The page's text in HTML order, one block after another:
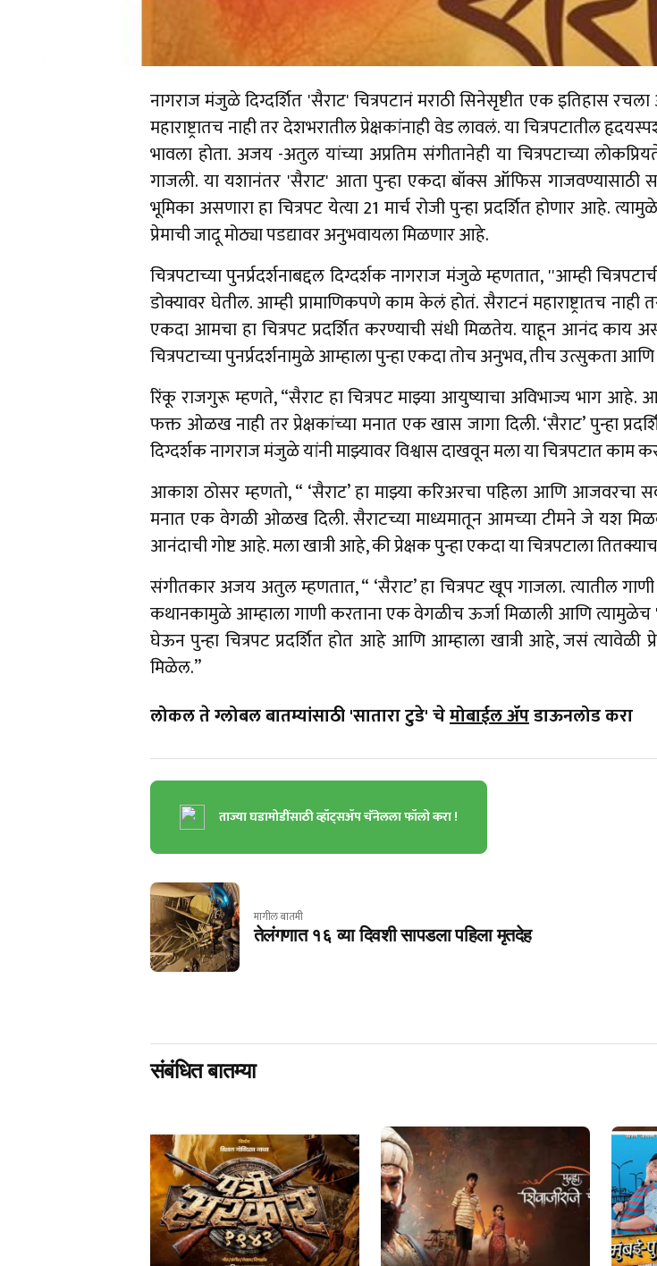
नागराज मंजुळे दिग्दर्शित 'सैराट' चित्रपटानं मराठी सिनेसृष्टीत एक इतिहास
महाराष्ट्रातच नाही तर देशभरातील प्रेक्षकांनाही वेड लावलं. या चित्रपटातील
भावला होता. अजय -अतुल यांच्या अप्रतिम संगीतानेही या चित्रपटाच्या
गाजली. या यशानंतर 'सैराट' आता पुन्हा एकदा बॉक्स ऑफिस
भूमिका असणारा हा चित्रपट येत्या 21 मार्च रोजी पुन्हा प्रदर्शित होणार आहे.
प्रेमाची जादू मोठ्या पडद्यावर अनुभवायला मिळणार आहे.
चित्रपटाच्या पुनर्प्रदर्शनाबद्दल दिग्दर्शक नागराज मंजुळे म्हणतात, ''आम्ही
डोक्यावर घेतील. आम्ही प्रामाणिकपणे काम केलं होतं. सैराटनं महाराष्ट्रातच
एकदा आमचा हा चित्रपट प्रदर्शित करण्याची संधी मिळतेय. याहून आनंद काय
चित्रपटाच्या पुनर्प्रदर्शनामुळे आम्हाला पुन्हा एकदा तोच अनुभव, तीच उत्सुकता
रिंकू राजगुरू म्हणते, “सैराट हा चित्रपट माझ्या आयुष्याचा अविभाज्य भाग आहे.
फक्त ओळख नाही तर प्रेक्षकांच्या मनात एक खास जागा दिली. ‘सैराट’ पुन्हा
दिग्दर्शक नागराज मंजुळे यांनी माझ्यावर विश्वास दाखवून मला या चित्रपटात काम
आकाश ठोसर म्हणतो, “ ‘सैराट’ हा माझ्या करिअरचा पहिला आणि आजवरचा
मनात एक वेगळी ओळख दिली. सैराटच्या माध्यमातून आमच्या टीमने जे यश
आनंदाची गोष्ट आहे. मला खात्री आहे, की प्रेक्षक पुन्हा एकदा या चित्रपटाला
संगीतकार अजय अतुल म्हणतात, “ ‘सैराट’ हा चित्रपट खूप गाजला. त्यातील
कथानकामुळे आम्हाला गाणी करताना एक वेगळीच ऊर्जा मिळाली आणि
घेऊन पुन्हा चित्रपट प्रदर्शित होत आहे आणि आम्हाला खात्री आहे, जसं त्यावेळी
मिळेल.”
लोकल ते ग्लोबल बातम्यांसाठी 'सातारा टुडे' चेमोबाईल ॲपडाऊनलोड करा
ताज्या घडामोडींसाठी व्हॉट्सॲप चॅनेलला फॉलो करा !
मागील बातमी
तेलंगणात १६ व्या दिवशी सापडला पहिला मृतदेह
संबंधित बातम्या